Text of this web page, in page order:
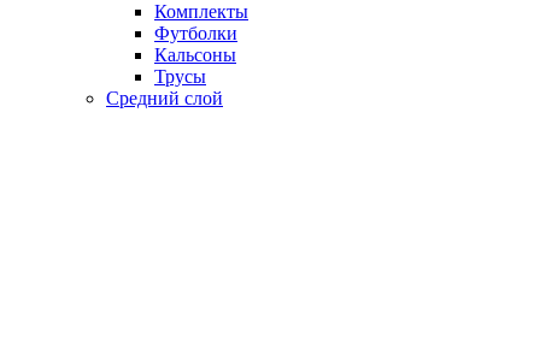
Комплекты
Футболки
Кальсоны
Трусы
Средний слой